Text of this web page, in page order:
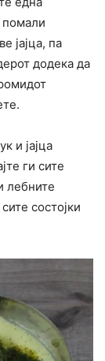
помали
јајца, па
додека да
и јајца
ги сите
лебните
состојки